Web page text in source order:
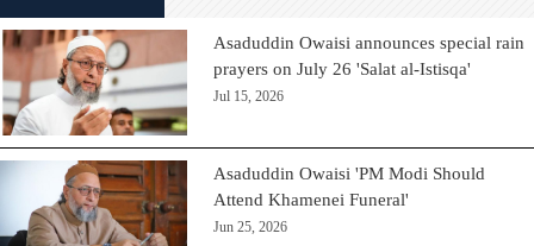
Asaduddin Owaisi announces special rain
prayers on July 26 'Salat al-Istisqa'
Jul 15, 2026
Asaduddin Owaisi 'PM Modi Should
Attend Khamenei Funeral'
Jun 25, 2026